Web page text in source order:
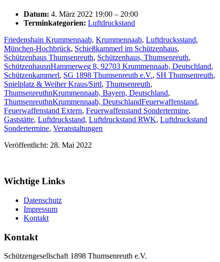
Datum: 4. März 2022 19:00 – 20:00
Terminkategorien: Luftdruckstand
Friedenshain Krummennaab, Krummennaab, Luftdrucksstand,
München-Hochbrück, Schießkammerl im Schützenhaus,
Schützenhaus Thumsenreuth, Schützenhaus, Thumsenreuth,
SchützenhausnHammerweg 8, 92703 Krummennaab, Deutschland,
Schützenkammerl, SG 1898 Thumsenreuth e.V., SH Thumsenreuth,
Spielplatz & Weiher Kraus/Sirtl, Thumsenreuth,
ThumsenreuthnKrummennaab, Bayern, Deutschland,
ThumsenreuthnKrummennaab, DeutschlandFeuerwaffenstand,
Feuerwaffenstand Extern, Feuerwaffenstand Sondertermine,
Gaststätte, Luftdruckstand, Luftdruckstand RWK, Luftdruckstand
Sondertermine, Veranstaltungen
Veröffentlicht: 28. Mai 2022
Wichtige Links
Datenschutz
Impressum
Kontakt
Kontakt
Schützengesellschaft 1898 Thumsenreuth e.V.